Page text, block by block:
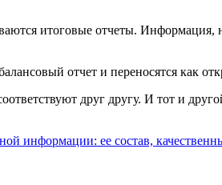
итоговые отчеты.
отчет и переносятся как
друг другу. И тот и
информации: ее состав,